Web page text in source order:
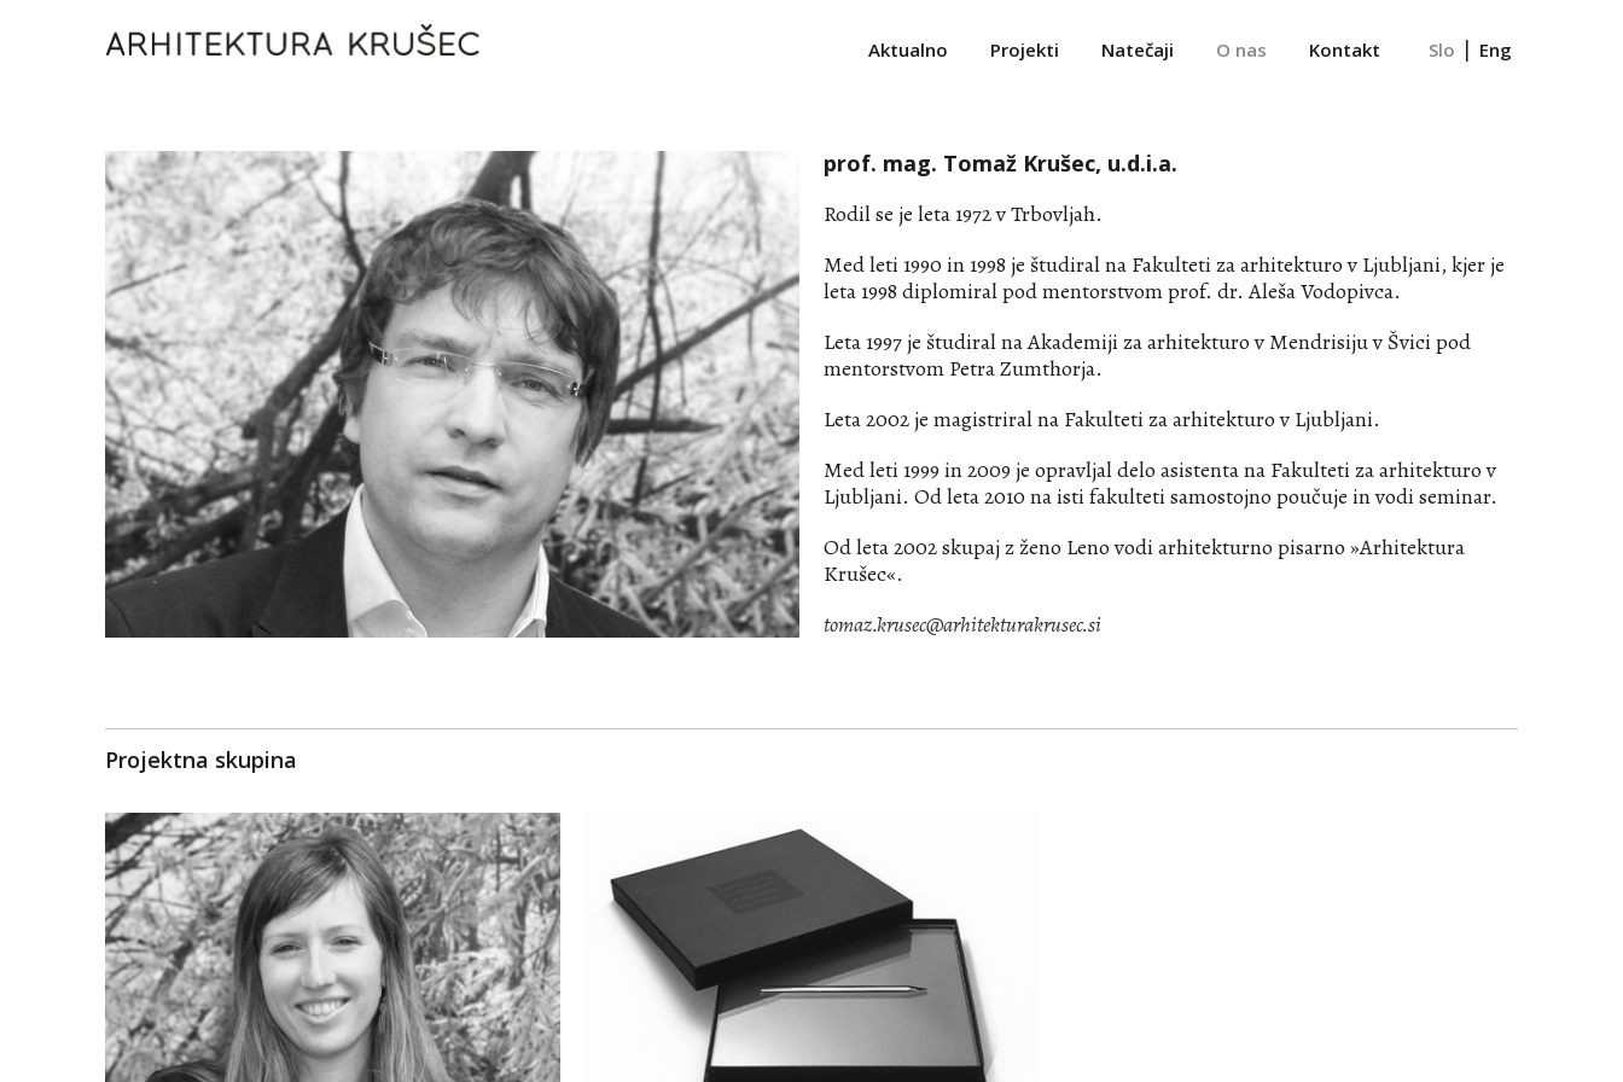
Slo | Eng
Aktualno Projekti Natečaji O nas Kontakt
prof. mag. Tomaž Krušec, u.d.i.a.
Rodil se je leta 1972 v Trbovljah.
Med leti 1990 in 1998 je študiral na Fakulteti za arhitekturo v Ljubljani, kjer je
leta 1998 diplomiral pod mentorstvom prof. dr. Aleša Vodopivca.
Leta 1997 je študiral na Akademiji za arhitekturo v Mendrisiju v Švici pod
mentorstvom Petra Zumthorja.
Leta 2002 je magistriral na Fakulteti za arhitekturo v Ljubljani.
Med leti 1999 in 2009 je opravljal delo asistenta na Fakulteti za arhitekturo v
Ljubljani. Od leta 2010 na isti fakulteti samostojno poučuje in vodi seminar.
Od leta 2002 skupaj z ženo Leno vodi arhitekturno pisarno »Arhitektura
Krušec«.
tomaz.krusec@arhitekturakrusec.si
Projektna skupina